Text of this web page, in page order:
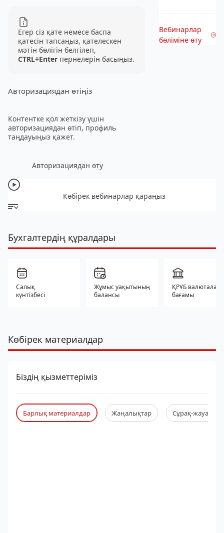
Егер сіз қате немесе баспа
қатесін тапсаңыз, қателескен
мәтін бөлігін белгілеп,
CTRL+Enter пернелерін басыңыз.
Авторизациядан өтіңіз
Контентке қол жеткізу үшін
авторизациядан өтіп, профиль
таңдауыңыз қажет.
Авторизациядан өту
Вебинарлар
бөліміне өту
Көбірек вебинарлар қараңыз
Бухгалтердің құралдары
Салық
күнтізбесі
Жұмыс уақытының
балансы
ҚРҰБ валюталар
бағамы
Көбірек материалдар
Біздің қызметтеріміз
Барлық материалдар Жаңалықтар Сұрақ-жауап